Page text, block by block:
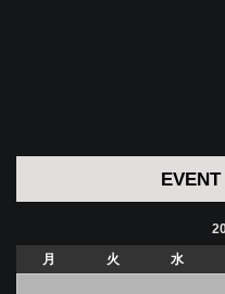
月
火 水